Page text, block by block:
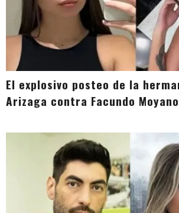
El explosivo posteo de la
Arizaga contra Facundo Moyano